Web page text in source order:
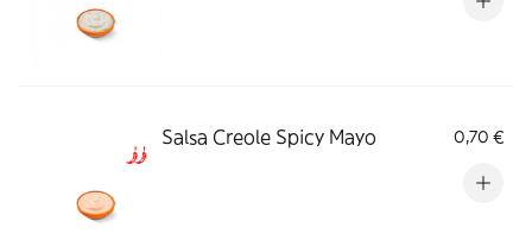
Salsa Creole Spicy Mayo 0,70 €